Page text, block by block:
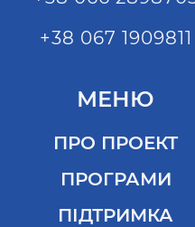
+38 067 1909811
МЕНЮ
ПРО ПРОЕКТ
ПРОГРАМИ
ПІДТРИМКА